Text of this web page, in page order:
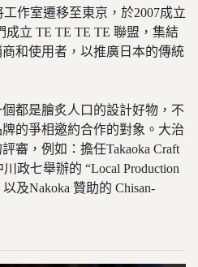
工作室遷移至東京，於2007成立
成立 TE TE TE TE 聯盟，集結
和使用者，以推廣日本的傳統
都是膾炙人口的設計好物，不
的爭相邀約合作的對象。大治
審，例如：擔任Takaoka Craft
政七舉辦的 “Local Production
及Nakoka 贊助的 Chisan-